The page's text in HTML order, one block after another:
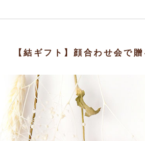
【結ギフト】顔合わせ会で